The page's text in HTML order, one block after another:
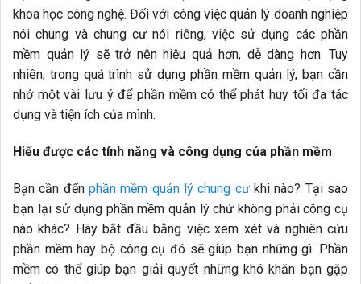
khoa học công nghệ. Đối với công việc quản lý doanh nghiệp
nói chung và chung cư nói riêng, việc sử dụng các phần
mềm quản lý sẽ trở nên hiệu quả hơn, dễ dàng hơn. Tuy
nhiên, trong quá trình sử dụng phần mềm quản lý, bạn cần
nhớ một vài lưu ý để phần mềm có thể phát huy tối đa tác
dụng và tiện ích của mình.
Hiểu được các tính năng và công dụng của phần mềm
Bạn cần đếnphần mềm quản lý chung cưkhi nào? Tại sao
bạn lại sử dụng phần mềm quản lý chứ không phải công cụ
nào khác? Hãy bắt đầu bằng việc xem xét và nghiên cứu
phần mềm hay bộ công cụ đó sẽ giúp bạn những gì. Phần
mềm có thể giúp bạn giải quyết những khó khăn bạn gặp